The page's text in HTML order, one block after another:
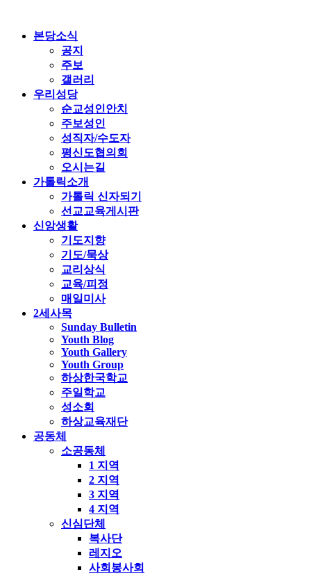
content본당소식
공지
주보
갤러리
우리성당
순교성인안치
주보성인
성직자/수도자
평신도협의회
오시는길
가톨릭소개
가톨릭 신자되기
선교교육게시판
신앙생활
기도지향
기도/묵상
교리상식
교육/피정
매일미사
2세사목
Sunday Bulletin
Youth Blog
Youth Gallery
Youth Group
하상한국학교
주일학교
성소회
하상교육재단
공동체
소공동체
1 지역
2 지역
3 지역
4 지역
신심단체
복사단
레지오
사회봉사회